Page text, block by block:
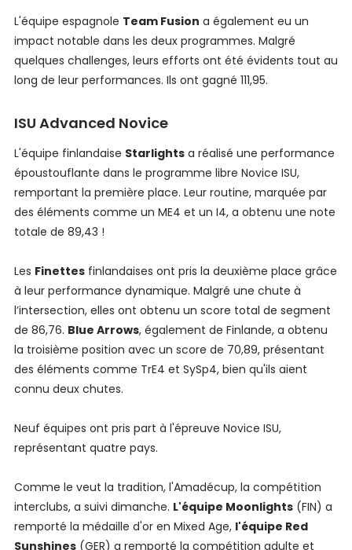
L'équipe espagnole Team Fusion a également eu un
impact notable dans les deux programmes. Malgré
quelques challenges, leurs efforts ont été évidents tout au
long de leur performances. Ils ont gagné 111,95.
ISU Advanced Novice
L'équipe finlandaise Starlightsa réalisé une performance
époustouflante dans le programme libre Novice ISU,
remportant la première place. Leur routine, marquée par
des éléments comme un ME4 et un I4, a obtenu une note
totale de 89,43 !
Les Finettesfinlandaises ont pris la deuxième place grâce
à leur performance dynamique. Malgré une chute à
l’intersection, elles ont obtenu un score total de segment
de 86,76. Blue Arrows, également de Finlande, a obtenu
la troisième position avec un score de 70,89, présentant
des éléments comme TrE4 et SySp4, bien qu'ils aient
connu deux chutes.
Neuf équipes ont pris part à l'épreuve Novice ISU,
représentant quatre pays.
Comme le veut la tradition, l'Amadécup, la compétition
interclubs, a suivi dimanche. L'équipe Moonlights(FIN) a
remporté la médaille d'or en Mixed Age, l'équipe Red
Sunshines(GER) a remporté la compétition adulte et